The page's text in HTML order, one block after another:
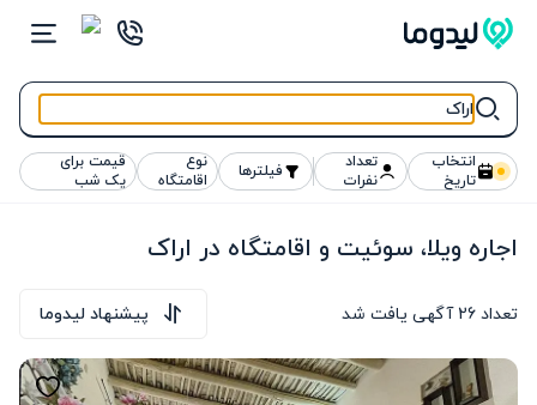
انتخاب
تاریخ
تعداد
نفرات فیلترها نوع
اقامتگاه
قیمت برای
یک شب
اجاره ویلا، سوئیت و اقامتگاه در اراک
تعداد26آگهی یافت شد پیشنهاد لیدوما